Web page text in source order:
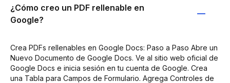
¿Cómo creo un PDF rellenable en
Google?
Crea PDFs rellenables en Google Docs: Paso a Paso Abre un
Nuevo Documento de Google Docs. Ve al sitio web oficial de
Google Docs e inicia sesión en tu cuenta de Google. Crea
una Tabla para Campos de Formulario. Agrega Controles de